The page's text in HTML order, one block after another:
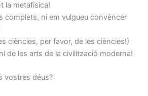
la metafísica!
complets, ni em vulgueu convèncer
ciències, per favor, de les ciències!)
de les arts de la civilització moderna!
vostres déus?